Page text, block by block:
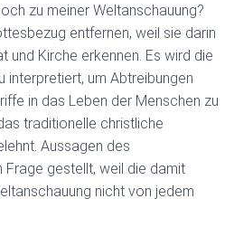
zu meiner Weltanschauung?
entfernen, weil sie darin
und Kirche erkennen. Es wird die
interpretiert, um Abtreibungen
in das Leben der Menschen zu
traditionelle christliche
Aussagen des
Frage gestellt, weil die damit
nicht von jedem